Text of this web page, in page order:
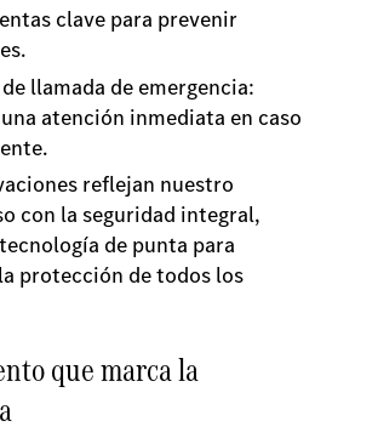
clave para prevenir
llamada de emergencia:
atención inmediata en caso
reflejan nuestro
con la seguridad integral,
de punta para
protección de todos los
que marca la